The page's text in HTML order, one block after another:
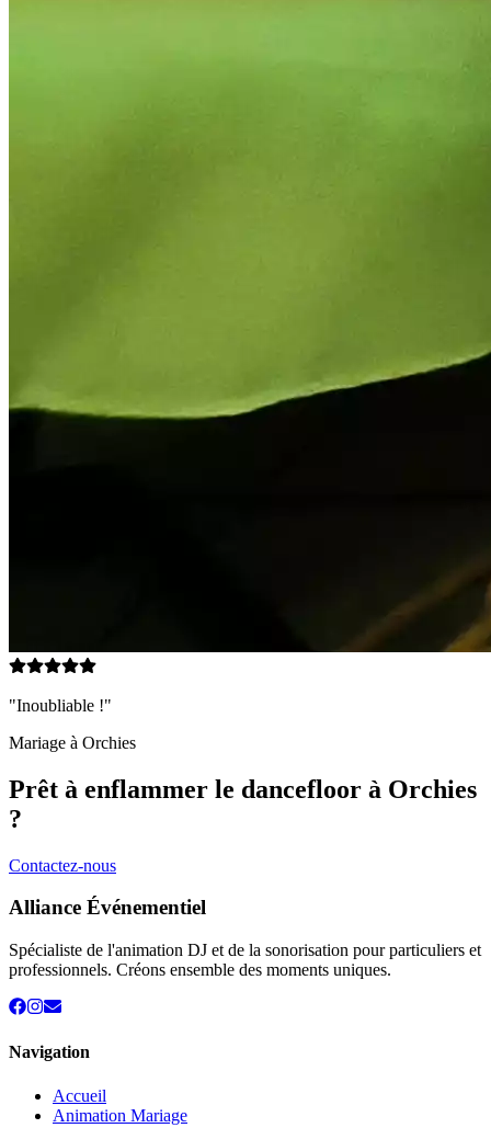
"Inoubliable !"
Mariage à Orchies
Prêt à enflammer le dancefloor à Orchies
?
Contactez-nous
Alliance Événementiel
Spécialiste de l'animation DJ et de la sonorisation pour particuliers et
professionnels. Créons ensemble des moments uniques.
Navigation
Accueil
Animation Mariage